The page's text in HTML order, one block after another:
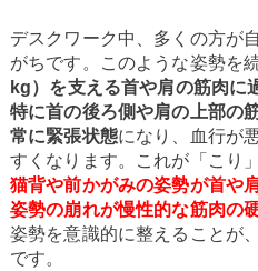
デスクワーク中、多くの方が
がちです。このような姿勢を
kg）を支える首や肩の筋肉に
特に首の後ろ側や肩の上部の
常に緊張状態になり、血行が
すくなります。これが「こり
猫背や前かがみの姿勢が首や
姿勢の崩れが慢性的な筋肉の
姿勢を意識的に整えることが
です。